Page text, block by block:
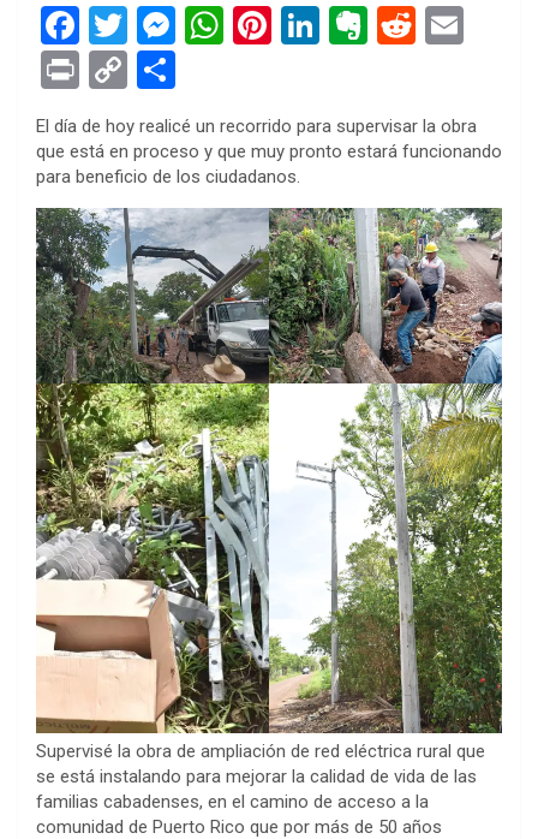
F
a
ce
b
o
o
k
T
wi
tt
er
M
n
g
er
W
s
A
p
p
Pi
es
t
Li
dI
E
ot
R
di
Pr
in
t
C
py
Li
n
k
h
ar
e
El día de hoy realicé un recorrido para supervisar la obra
que está en proceso y que muy pronto estará funcionando
para beneficio de los ciudadanos.
Supervisé la obra de ampliación de red eléctrica rural que
se está instalando para mejorar la calidad de vida de las
familias cabadenses, en el camino de acceso a la
comunidad de Puerto Rico que por más de 50 años